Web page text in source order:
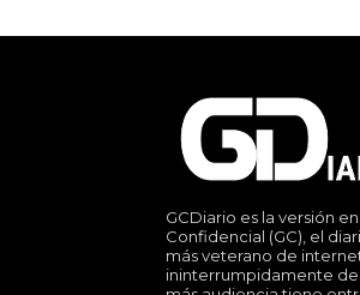
GCDiario es la versión
Confidencial (GC), el
más veterano de
ininterrumpidamente